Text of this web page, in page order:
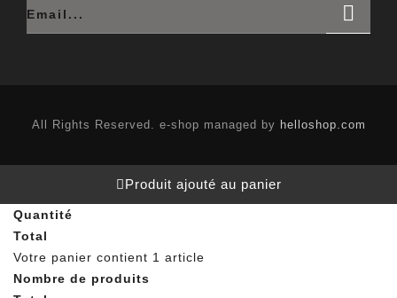
All Rights Reserved. e-shop managed by helloshop.com
Produit ajouté au panier
Quantité
Total
Votre panier contient 1 article
Nombre de produits